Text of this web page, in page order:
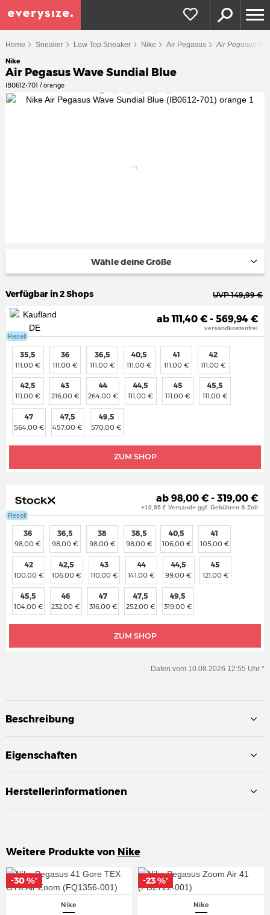
Home Sneaker Low Top Sneaker Nike Air Pegasus Air Pegasus
Nike
Air Pegasus Wave Sundial Blue
IB0612-701 / orange
Wähle deine Größe
Verfügbar in 2 Shops UVP 149,99 €
Resell
ab 111,40 € - 569,94 €
versandkostenfrei
ZUM SHOP
35,5
111,00 €
36
111,00 €
36,5
111,00 €
40,5
111,00 €
41
111,00 €
42
111,00 €
42,5
111,00 €
43
216,00 €
44
264,00 €
44,5
111,00 €
45
111,00 €
45,5
111,00 €
47
564,00 €
47,5
457,00 €
49,5
570,00 €
Resell
ab 98,00 € - 319,00 €
+10,95 € Versand+ ggf. Gebühren & Zoll
ZUM SHOP
36
98,00 €
36,5
98,00 €
38
98,00 €
38,5
98,00 €
40,5
106,00 €
41
105,00 €
42
100,00 €
42,5
106,00 €
43
110,00 €
44
141,00 €
44,5
99,00 €
45
121,00 €
45,5
104,00 €
46
232,00 €
47
316,00 €
47,5
252,00 €
49,5
319,00 €
Daten vom 10.08.2026 12:55 Uhr *
Beschreibung
Eigenschaften
Herstellerinformationen
Weitere Produkte von Nike
Nike
-30 %*
-30 %*
Nike
-23 %*
-23 %*